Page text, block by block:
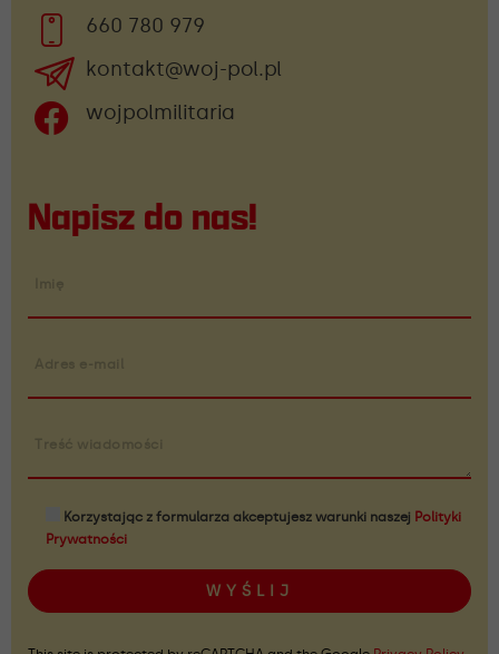
660 780 979
kontakt@woj-pol.pl
wojpolmilitaria
Napisz do nas!
Korzystając z formularza akceptujesz warunki naszej Polityki
Prywatności